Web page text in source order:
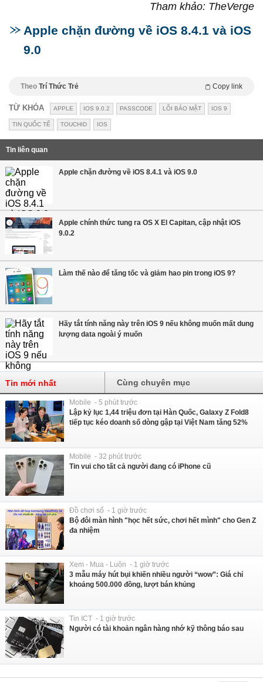
Tham khảo: TheVerge
Apple chặn đường về iOS 8.4.1 và iOS
9.0
Theo Trí Thức Trẻ Copy link
TỪ KHÓA APPLE IOS 9.0.2 PASSCODE LỖI BẢO MẬT IOS 9
TIN QUỐC TẾ TOUCHID IOS
Tin liên quan
Apple chặn đường về iOS 8.4.1 và iOS 9.0
Apple chính thức tung ra OS X El Capitan, cập nhật iOS
9.0.2
Làm thế nào để tăng tốc và giảm hao pin trong iOS 9?
Hãy tắt tính năng này trên iOS 9 nếu không muốn mất dung
lượng data ngoài ý muốn
Tin mới nhất Cùng chuyên mục
Mobile - 5 phút trước
Lập kỷ lục 1,44 triệu đơn tại Hàn Quốc, Galaxy Z Fold8
tiếp tục kéo doanh số dòng gập tại Việt Nam tăng 52%
Mobile - 32 phút trước
Tin vui cho tất cả người đang có iPhone cũ
Đồ chơi số - 1 giờ trước
Bộ đôi màn hình "học hết sức, chơi hết mình" cho Gen Z
đa nhiệm
Xem - Mua - Luôn - 1 giờ trước
3 mẫu máy hút bụi khiến nhiều người “wow”: Giá chỉ
khoảng 500.000 đồng, lượt bán khủng
Tin ICT - 1 giờ trước
Người có tài khoản ngân hàng nhớ kỹ thông báo sau